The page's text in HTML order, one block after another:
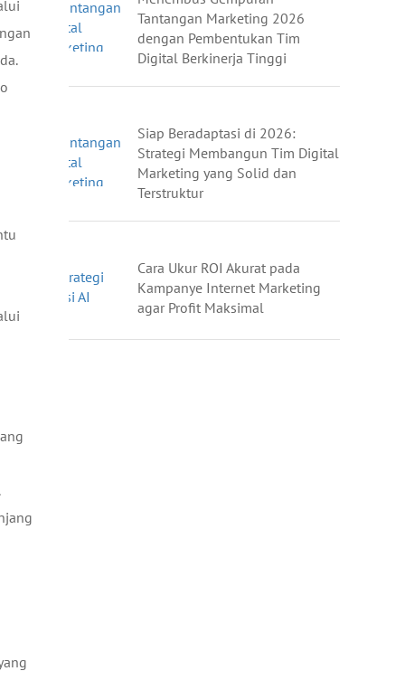
Tantangan Marketing 2026
dengan Pembentukan Tim
Digital Berkinerja Tinggi
Siap Beradaptasi di 2026:
Strategi Membangun Tim Digital
Marketing yang Solid dan
Terstruktur
Cara Ukur ROI Akurat pada
Kampanye Internet Marketing
agar Profit Maksimal